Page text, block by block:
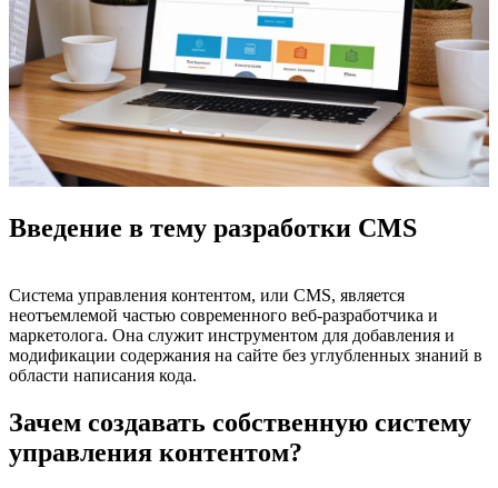
Введение в тему разработки CMS
Система управления контентом, или CMS, является
неотъемлемой частью современного веб-разработчика и
маркетолога. Она служит инструментом для добавления и
модификации содержания на сайте без углубленных знаний в
области написания кода.
Зачем создавать собственную систему
управления контентом?